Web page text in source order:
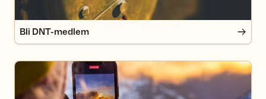
Bli DNT-medlem
Følg oss gjerne på Facebook